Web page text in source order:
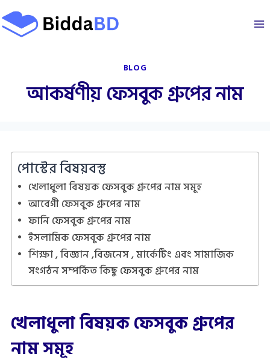
Skip
to
BLOG
আকর্ষণীয় ফেসবুক গ্রুপের নাম
পোস্টের বিষয়বস্তু
খেলাধুলা বিষয়ক ফেসবুক গ্রুপের নাম সমূহ
আবেগী ফেসবুক গ্রুপের নাম
ফানি ফেসবুক গ্রুপের নাম
ইসলামিক ফেসবুক গ্রুপের নাম
শিক্ষা , বিজ্ঞান ,বিজনেস , মার্কেটিং এবং সামাজিক
সংগঠন সম্পর্কিত কিছু ফেসবুক গ্রুপের নাম
খেলাধুলা বিষয়ক ফেসবুক গ্রুপের
নাম সমূহ